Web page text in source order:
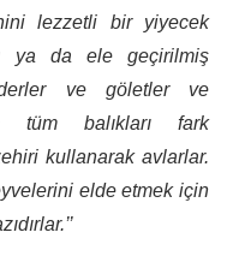
lezzetli bir yiyecek
ya da ele geçirilmiş
ve göletler ve
tüm balıkları fark
kullanarak avlarlar.
elde etmek için